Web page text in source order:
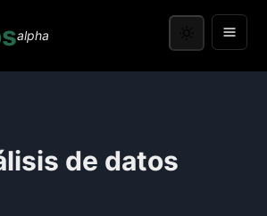
alpha
de datos